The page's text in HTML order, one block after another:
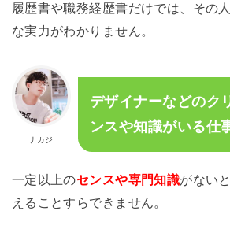
履歴書や職務経歴書だけでは、その
な実力がわかりません。
ナカジ
デザイナーなどのク
ンスや知識がいる仕
一定以上のセンスや専門知識がない
えることすらできません。